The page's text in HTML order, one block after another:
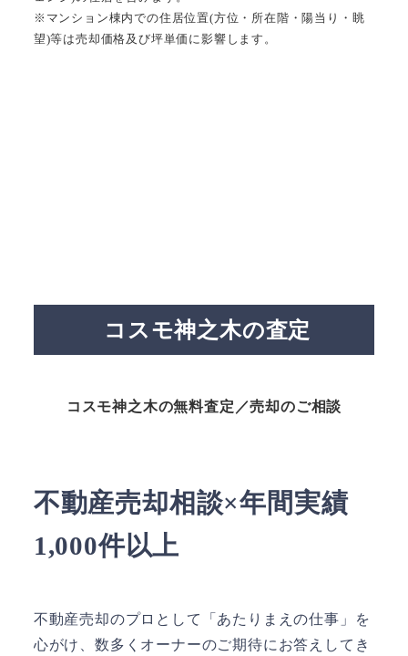
※マンション棟内での住居位置(方位・所在階・陽当り・眺
望)等は売却価格及び坪単価に影響します。
コスモ神之木の査定
コスモ神之木の無料査定／売却のご相談
不動産売却相談×年間実績
1,000件以上
不動産売却のプロとして「あたりまえの仕事」を
心がけ、数多くオーナーのご期待にお答えしてき